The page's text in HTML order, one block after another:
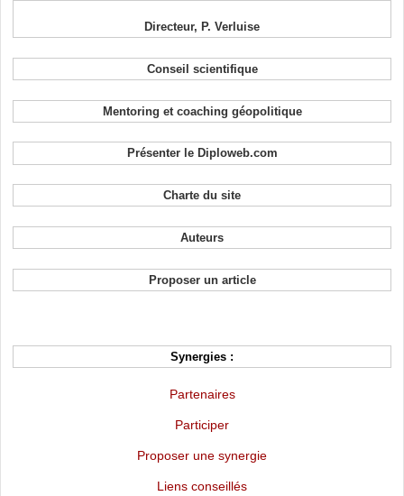
Directeur, P. Verluise
Conseil scientifique
Mentoring et coaching géopolitique
Présenter le Diploweb.com
Charte du site
Auteurs
Proposer un article
Synergies :
Partenaires
Participer
Proposer une synergie
Liens conseillés